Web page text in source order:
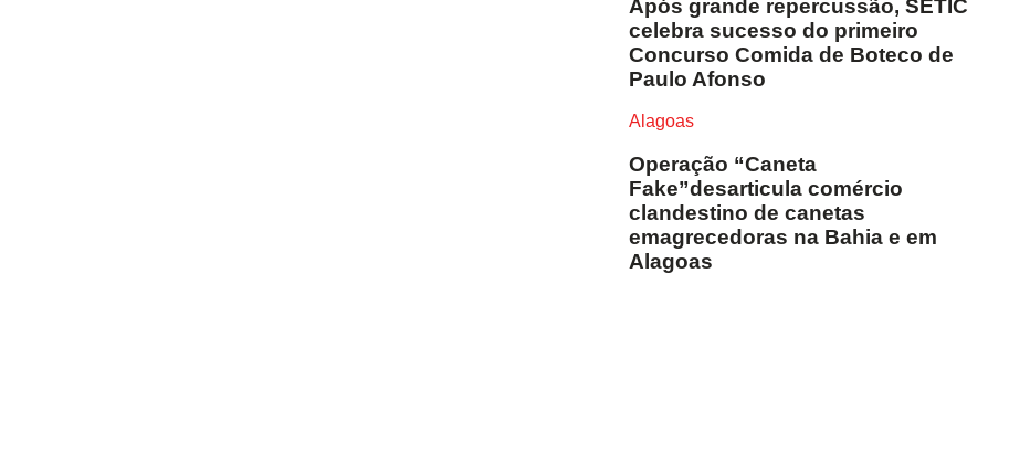
Após grande repercussão, SETIC
celebra sucesso do primeiro
Concurso Comida de Boteco de
Paulo Afonso
Alagoas
Operação “Caneta
Fake”desarticula comércio
clandestino de canetas
emagrecedoras na Bahia e em
Alagoas